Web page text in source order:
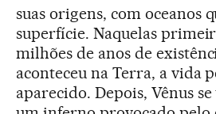
suas origens, com oceanos
superfície. Naquelas
milhões de anos de
aconteceu na Terra, a vida
aparecido. Depois, Vênus